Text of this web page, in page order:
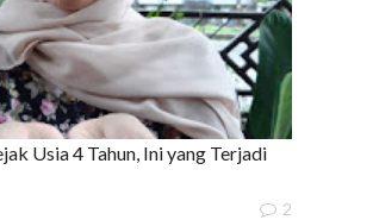
Usia 4 Tahun, Ini yang Terjadi
2